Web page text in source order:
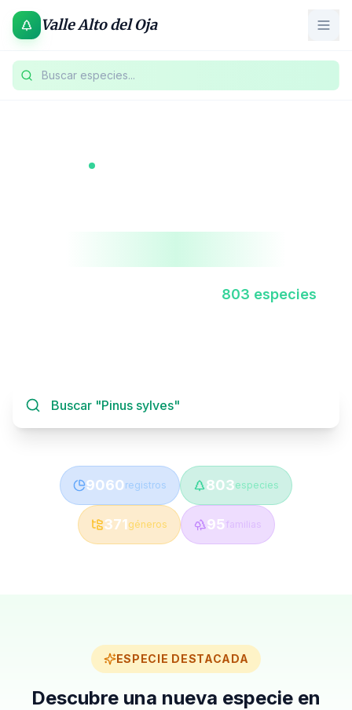
Valle Alto del Oja
Buscar especies...
Sierra de la Demanda, La Rioja
803 especies
Buscar "Pinus sylvestris"│
9060registros 803especies
371géneros 95 familias
ESPECIE DESTACADA
Descubre una nueva especie en